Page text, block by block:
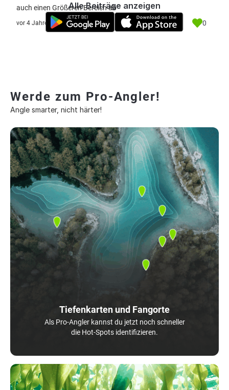
auch einen Größeren Bereich ab
vor 4 Jahre 0
Alle Beiträge anzeigen
Werde zum Pro-Angler!
Angle smarter, nicht härter!
Tiefenkarten und Fangorte
Als Pro-Angler kannst du jetzt noch schneller
die Hot-Spots identifizieren.